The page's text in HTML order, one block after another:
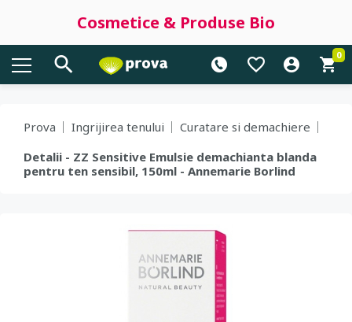
Cosmetice & Produse Bio
0
Prova Ingrijirea tenului
Curatare si demachiere
Detalii - ZZ Sensitive Emulsie demachianta blanda
pentru ten sensibil, 150ml - Annemarie Borlind